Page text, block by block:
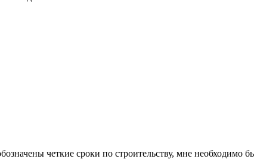
четкие сроки по строительству, мне необходимо